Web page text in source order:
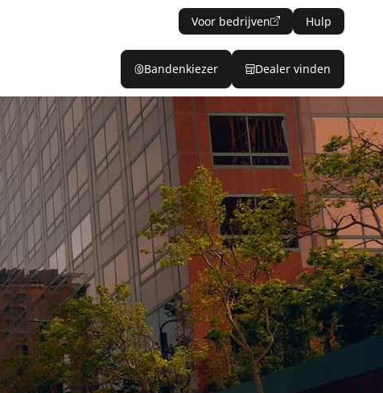
Voor bedrijven Hulp
Bandenkiezer Dealer vinden